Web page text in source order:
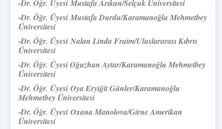
-Dr. Öğr. ÜyesiMustafa Arıkan/Selçuk Üniversitesi
-Dr. Öğr. ÜyesiMustafa Durdu/Karamanoğlu Mehmetbey
Üniversitesi
-Dr. Öğr. Üyesi Nalan Linda Fraim/Uluslararası Kıbrıs
Üniversitesi
-Dr. Öğr. Üyesi Oğuzhan Aytar/Karamanoğlu Mehmetbey
Üniversitesi
-Dr. Öğr. Üyesi Oya Eryiğit Günler/Karamanoğlu
Mehmetbey Üniversitesi
-Dr. Öğr. Üyesi Oxana Manolova/Girne Amerikan
Üniversitesi